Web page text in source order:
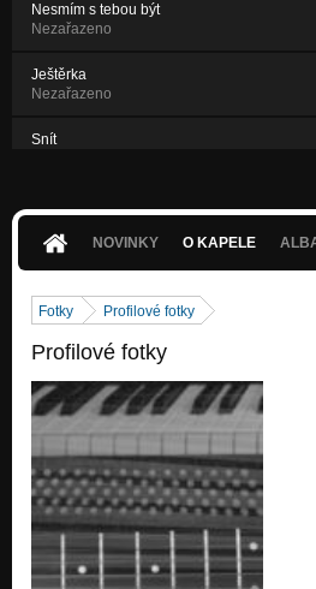
Nesmím s tebou být
Nezařazeno
Ještěrka
Nezařazeno
Snít
Stále stejná
NOVINKY O KAPELE
Fotky Profilové fotky
Profilové fotky